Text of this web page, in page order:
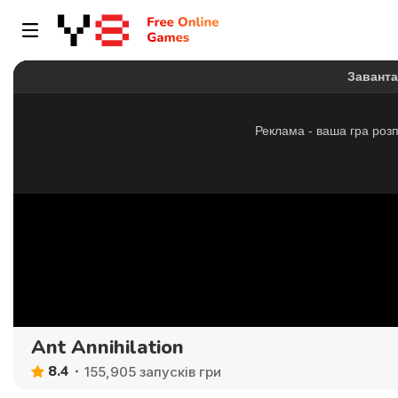
Ant Annihilation
8.4 155,905 запусків гри